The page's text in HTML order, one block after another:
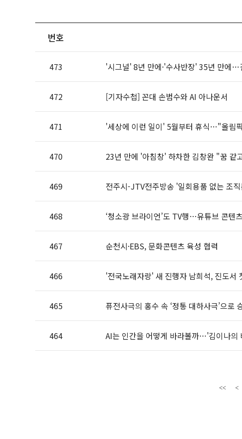
번호
473 '시그널' 8년 만에·'수사반장' 35년 만에…
472 [기자수첩] 꼰대 손범수와 AI 아나운서
471 '세상에 이런 일이' 5월부터 휴식…"올림
470 23년 만에 '아침창' 하차한 김창완 "꿈 같
469 전주시-JTV전주방송 '일회용품 없는 조
468 ‘청소광 브라이언’도 TV행…유튜브 콘텐
467 순천시·EBS, 문화콘텐츠 육성 협력
466 '전국노래자랑' 새 진행자 남희석, 진도서
465 퓨전사극의 홍수 속 ‘정통 대하사극’으로
464 AI는 인간을 어떻게 바라볼까…'김이나의